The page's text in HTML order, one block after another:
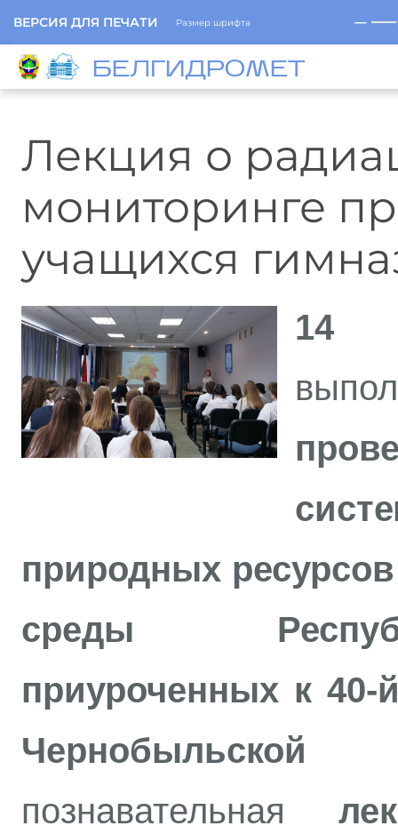
ВЕРСИЯ ДЛЯ ПЕЧАТИ Размер шрифта ─
БЕЛГИДРОМЕТ
Лекция о
мониторинге
учащихся
14
природных
среды
приуроченных к
познавательная